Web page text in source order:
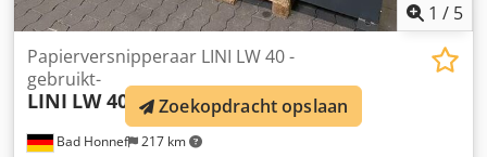
1 / 5
Bad Honnef 217 km
Papierversnipperaar LINI LW 40 -
gebruikt-
LINI LW 40 Zoekopdracht opslaan